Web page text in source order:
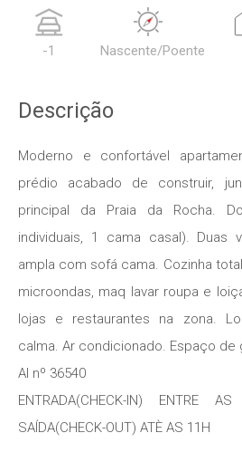
-1 Nascente/Poente
Descrição
Moderno e confortável
prédio acabado de construir,
principal da Praia da Rocha.
individuais, 1 cama casal). Duas
ampla com sofá cama. Cozinha
microondas, maq lavar roupa e
lojas e restaurantes na zona.
calma. Ar condicionado. Espaço de
Al nº 36540
ENTRADA(CHECK-IN)
SAÍDA(CHECK-OUT) ATÈ AS 11H